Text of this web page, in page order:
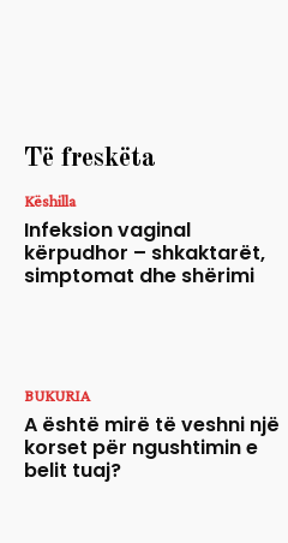
Të freskëta
Këshilla
Infeksion vaginal
kërpudhor – shkaktarët,
simptomat dhe shërimi
BUKURIA
A është mirë të veshni një
korset për ngushtimin e
belit tuaj?